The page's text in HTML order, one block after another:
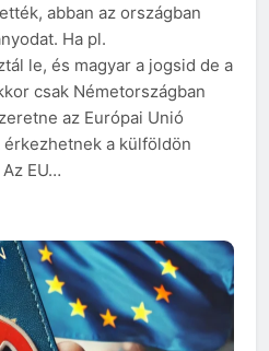
abban az országban
Ha pl.
le, és magyar a jogsid de a
csak Németországban
az Európai Unió
a külföldön
EU…